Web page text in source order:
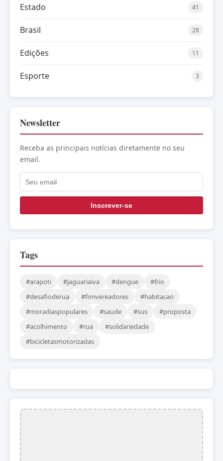
Estado 41
Brasil 28
Edições 11
Esporte 3
Newsletter
Receba as principais notícias diretamente no seu
email.
Inscrever-se
Tags
#arapoti #jaguariaiva #dengue
#frio
#desafioderua
#fimvereadores
#habitacao
#moradiaspopulares
#saude #sus
#proposta
#acolhimento
#rua
#solidariedade
#bicicletasmotorizadas